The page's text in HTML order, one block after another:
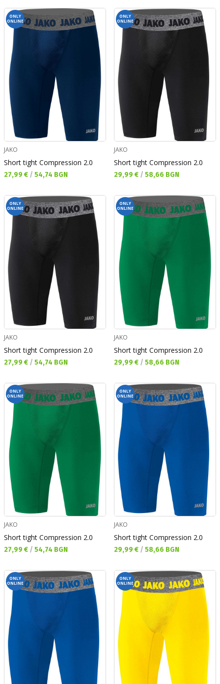
ONLY
ONLINE
JAKO
Short tight Compression 2.0
Текуща цена:
27,99 € / 54,74 BGN
ONLY
ONLINE
JAKO
Short tight Compression 2.0
Текуща цена:
29,99 € / 58,66 BGN
ONLY
ONLINE
JAKO
Short tight Compression 2.0
Текуща цена:
27,99 € / 54,74 BGN
ONLY
ONLINE
JAKO
Short tight Compression 2.0
Текуща цена:
29,99 € / 58,66 BGN
ONLY
ONLINE
JAKO
Short tight Compression 2.0
Текуща цена:
27,99 € / 54,74 BGN
ONLY
ONLINE
JAKO
Short tight Compression 2.0
Текуща цена:
29,99 € / 58,66 BGN
ONLY
ONLINE
ONLY
ONLINE